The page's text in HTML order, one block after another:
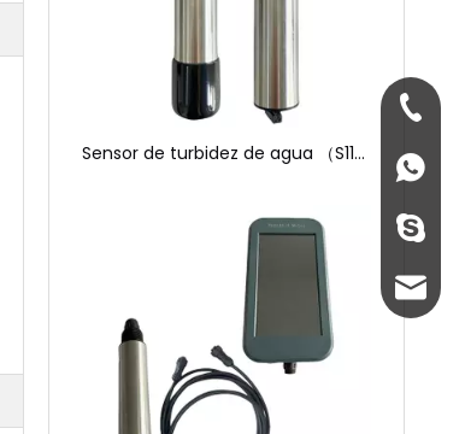
Sensor TSS (S20-A)
+86-
+86
+86-